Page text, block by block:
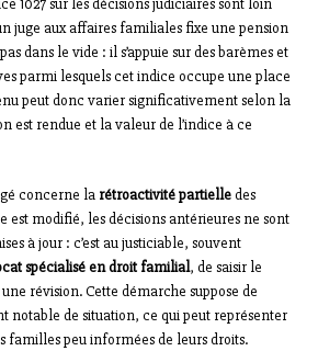
1027 sur les décisions judiciaires sont loin
juge aux affaires familiales fixe une pension
dans le vide : il s’appuie sur des barèmes et
parmi lesquels cet indice occupe une place
peut donc varier significativement selon la
est rendue et la valeur de l’indice à ce
concerne la rétroactivité partielledes
est modifié, les décisions antérieures ne sont
à jour : c’est au justiciable, souvent
spécialisé en droit familial, de saisir le
révision. Cette démarche suppose de
notable de situation, ce qui peut représenter
familles peu informées de leurs droits.